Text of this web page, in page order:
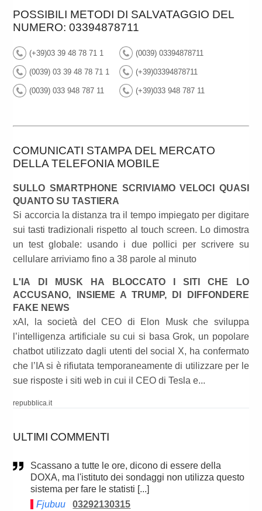
POSSIBILI METODI DI SALVATAGGIO DEL
NUMERO: 03394878711
(+39)03 39 48 78 71 1 (0039) 03394878711
(0039) 03 39 48 78 71 1 (+39)03394878711
(0039) 033 948 787 11 (+39)033 948 787 11
COMUNICATI STAMPA DEL MERCATO
DELLA TELEFONIA MOBILE
SULLO SMARTPHONE SCRIVIAMO VELOCI QUASI
QUANTO SU TASTIERA
Si accorcia la distanza tra il tempo impiegato per digitare
sui tasti tradizionali rispetto al touch screen. Lo dimostra
un test globale: usando i due pollici per scrivere su
cellulare arriviamo fino a 38 parole al minuto
L'IA DI MUSK HA BLOCCATO I SITI CHE LO
ACCUSANO, INSIEME A TRUMP, DI DIFFONDERE
FAKE NEWS
xAI, la società del CEO di Elon Musk che sviluppa
l’intelligenza artificiale su cui si basa Grok, un popolare
chatbot utilizzato dagli utenti del social X, ha confermato
che l’IA si è rifiutata temporaneamente di utilizzare per le
sue risposte i siti web in cui il CEO di Tesla e...
repubblica.it
ULTIMI COMMENTI
Scassano a tutte le ore, dicono di essere della
DOXA, ma l'istituto dei sondaggi non utilizza questo
sistema per fare le statisti [...]
Fjubuu
03292130315